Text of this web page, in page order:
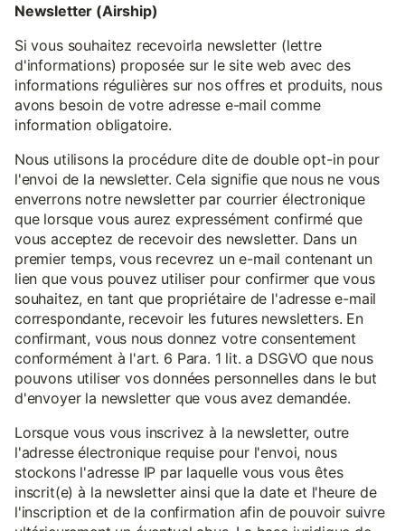
Newsletter (Airship)
Si vous souhaitez recevoirla newsletter (lettre
d'informations) proposée sur le site web avec des
informations régulières sur nos offres et produits, nous
avons besoin de votre adresse e-mail comme
information obligatoire.
Nous utilisons la procédure dite de double opt-in pour
l'envoi de la newsletter. Cela signifie que nous ne vous
enverrons notre newsletter par courrier électronique
que lorsque vous aurez expressément confirmé que
vous acceptez de recevoir des newsletter. Dans un
premier temps, vous recevrez un e-mail contenant un
lien que vous pouvez utiliser pour confirmer que vous
souhaitez, en tant que propriétaire de l'adresse e-mail
correspondante, recevoir les futures newsletters. En
confirmant, vous nous donnez votre consentement
conformément à l'art. 6 Para. 1 lit. a DSGVO que nous
pouvons utiliser vos données personnelles dans le but
d'envoyer la newsletter que vous avez demandée.
Lorsque vous vous inscrivez à la newsletter, outre
l'adresse électronique requise pour l'envoi, nous
stockons l'adresse IP par laquelle vous vous êtes
inscrit(e) à la newsletter ainsi que la date et l'heure de
l'inscription et de la confirmation afin de pouvoir suivre